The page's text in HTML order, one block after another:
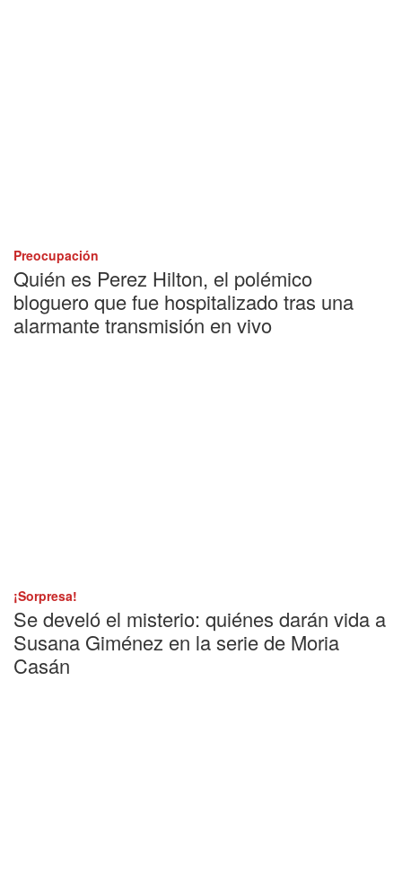
Preocupación
Quién es Perez Hilton, el polémico
bloguero que fue hospitalizado tras una
alarmante transmisión en vivo
¡Sorpresa!
Se develó el misterio: quiénes darán vida a
Susana Giménez en la serie de Moria
Casán